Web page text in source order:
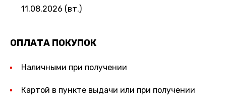
11.08.2026 (вт.)
ОПЛАТА ПОКУПОК
Наличными при получении
Картой в пункте выдачи или при получении